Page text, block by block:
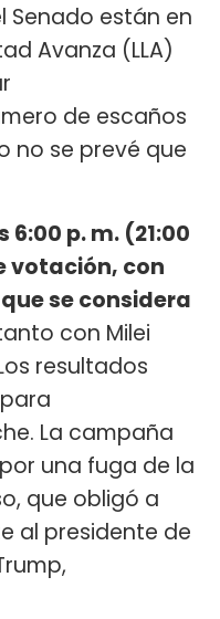
Senado están en
Avanza (LLA)
de escaños
no se prevé que
p. m. (21:00
votación, con
se considera
con Milei
resultados
La campaña
una fuga de la
que obligó a
al presidente de